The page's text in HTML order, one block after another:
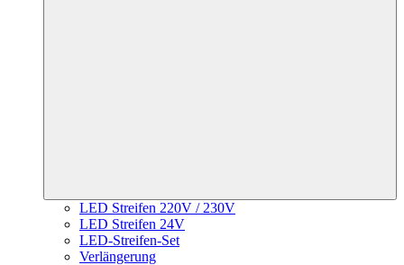
LED Streifen 220V / 230V
LED Streifen 24V
LED-Streifen-Set
Verlängerung